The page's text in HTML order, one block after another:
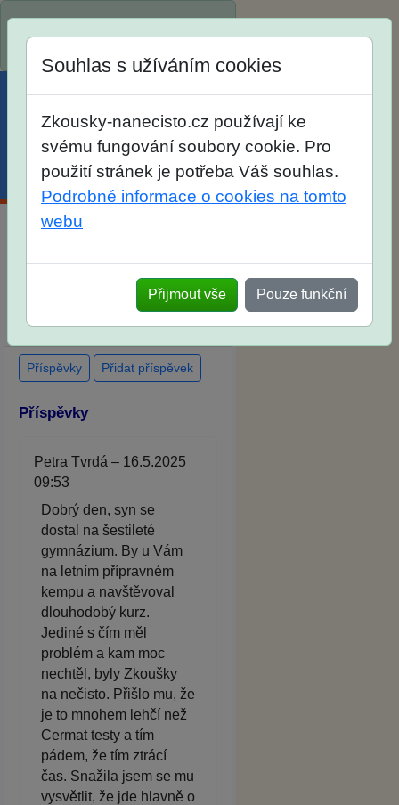
Menu Účet Košík
skutečných přijímacích
zkouškách
Souhlas s užíváním cookies
Zkousky-nanecisto.cz používají ke
svému fungování soubory cookie. Pro
použití stránek je potřeba Váš souhlas.
Podrobné informace o cookies na tomto
webu
Přijmout vše Pouze funkční
Příspěvky Přidat příspěvek
Příspěvky
Petra Tvrdá – 16.5.2025
09:53
Dobrý den, syn se
dostal na šestileté
gymnázium. By u Vám
na letním přípravném
kempu a navštěvoval
dlouhodobý kurz.
Jediné s čím měl
problém a kam moc
nechtěl, byly Zkoušky
na nečisto. Přišlo mu, že
je to mnohem lehčí než
Cermat testy a tím
pádem, že tím ztrácí
čas. Snažila jsem se mu
vysvětlit, že jde hlavně o